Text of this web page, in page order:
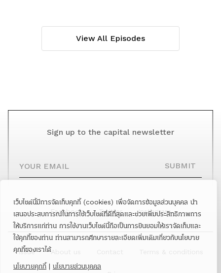
เว็บไซต์นี้มีการจัดเก็บคุกกี้ (cookies) เพื่อจัดการข้อมูลส่วนบุคคล นำ
เสนอประสบการณ์ในการใช้เว็บไซต์ที่ดีที่สุดและช่วยเพิ่มประสิทธิภาพการ
ให้บริการแก่ท่าน การใช้งานเว็บไซต์นี้ถือเป็นการยินยอมให้เราจัดเก็บและ
ใช้คุกกี้ของท่าน ท่านสามารถศึกษารายละเอียดเพิ่มเติมเกี่ยวกับนโยบาย
คุกกี้ของเราได้
นโยบายคุกกี้ | นโยบายส่วนบุคคล
View All Episodes
Sign up to the capital newsletter
SUBMIT
Facebook Twitter Instagram
Issue About us